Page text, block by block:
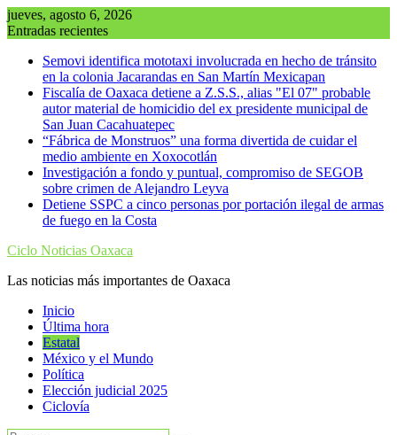
Saltar
al
jueves, agosto 6, 2026
Entradas recientes
Semovi identifica mototaxi involucrada en hecho de tránsito
en la colonia Jacarandas en San Martín Mexicapan
Fiscalía de Oaxaca detiene a Z.S.S., alias "El 07" probable
autor material de homicidio del ex presidente municipal de
San Juan Cacahuatepec
“Fábrica de Monstruos” una forma divertida de cuidar el
medio ambiente en Xoxocotlán
Investigación a fondo y puntual, compromiso de SEGOB
sobre crimen de Alejandro Leyva
Detiene SSPC a cinco personas por portación ilegal de armas
de fuego en la Costa
Ciclo Noticias Oaxaca
Las noticias más importantes de Oaxaca
Inicio
Última hora
Estatal
México y el Mundo
Política
Elección judicial 2025
Ciclovía